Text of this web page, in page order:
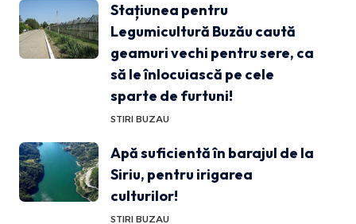
Stațiunea pentru
Legumicultură Buzău caută
geamuri vechi pentru sere, ca
să le înlocuiască pe cele
sparte de furtuni!
STIRI BUZAU
Apă suficientă în barajul de la
Siriu, pentru irigarea
culturilor!
STIRI BUZAU